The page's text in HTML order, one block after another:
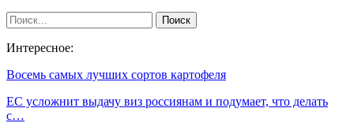
Интересное:
Восемь самых лучших сортов картофеля
ЕС усложнит выдачу виз россиянам и подумает, что делать
с…